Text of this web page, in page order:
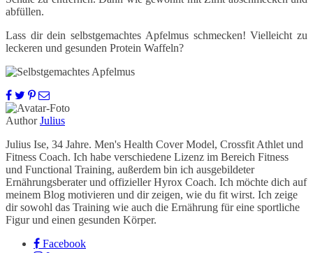
abfüllen.
Lass dir dein selbstgemachtes Apfelmus schmecken! Vielleicht zu
leckeren und gesunden Protein Waffeln?
Author Julius
Julius Ise, 34 Jahre. Men's Health Cover Model, Crossfit Athlet und
Fitness Coach. Ich habe verschiedene Lizenz im Bereich Fitness
und Functional Training, außerdem bin ich ausgebildeter
Ernährungsberater und offizieller Hyrox Coach. Ich möchte dich auf
meinem Blog motivieren und dir zeigen, wie du fit wirst. Ich zeige
dir sowohl das Training wie auch die Ernährung für eine sportliche
Figur und einen gesunden Körper.
Facebook